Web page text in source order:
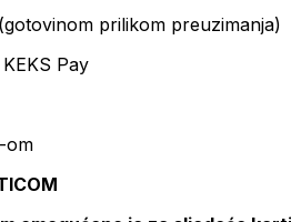
prilikom preuzimanja)
Pay
om